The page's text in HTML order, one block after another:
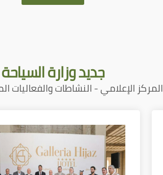
جديدوزارة السياحة
المركز الإعلامي - النشاطات والفعاليات